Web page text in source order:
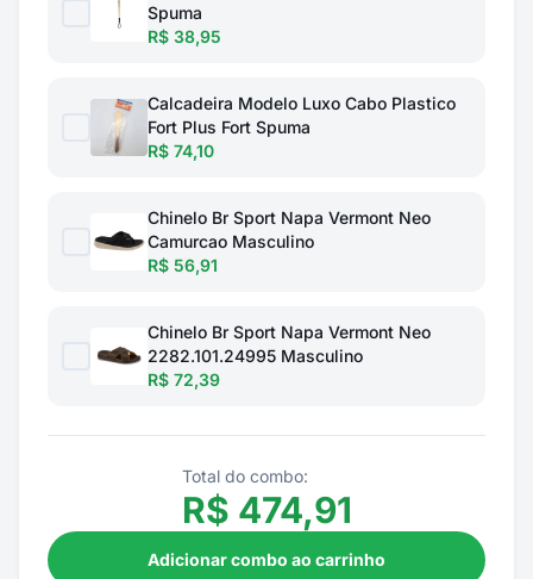
Spuma
R$ 38,95
Calcadeira Modelo Luxo Cabo Plastico
Fort Plus Fort Spuma
R$ 74,10
Chinelo Br Sport Napa Vermont Neo
Camurcao Masculino
R$ 56,91
Chinelo Br Sport Napa Vermont Neo
2282.101.24995 Masculino
R$ 72,39
Total do combo:
R$ 474,91
Adicionar combo ao carrinho